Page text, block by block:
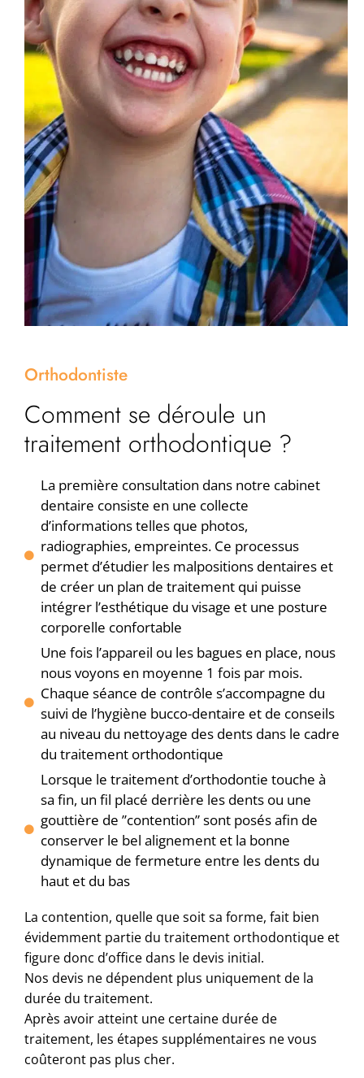
Orthodontiste
Comment se déroule un
traitement orthodontique ?
La première consultation dans notre cabinet
dentaire consiste en une collecte
d’informations telles que photos,
radiographies, empreintes. Ce processus
permet d’étudier les malpositions dentaires et
de créer un plan de traitement qui puisse
intégrer l’esthétique du visage et une posture
corporelle confortable
Une fois l’appareil ou les bagues en place, nous
nous voyons en moyenne 1 fois par mois.
Chaque séance de contrôle s’accompagne du
suivi de l’hygiène bucco-dentaire et de conseils
au niveau du nettoyage des dents dans le cadre
du traitement orthodontique
Lorsque le traitement d’orthodontie touche à
sa fin, un fil placé derrière les dents ou une
gouttière de ’’contention” sont posés afin de
conserver le bel alignement et la bonne
dynamique de fermeture entre les dents du
haut et du bas
La contention, quelle que soit sa forme, fait bien
évidemment partie du traitement orthodontique et
figure donc d’office dans le devis initial.
Nos devis ne dépendent plus uniquement de la
durée du traitement.
Après avoir atteint une certaine durée de
traitement, les étapes supplémentaires ne vous
coûteront pas plus cher.